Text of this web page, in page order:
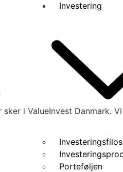
Investering
Porteføljen
i ValueInvest Danmark.